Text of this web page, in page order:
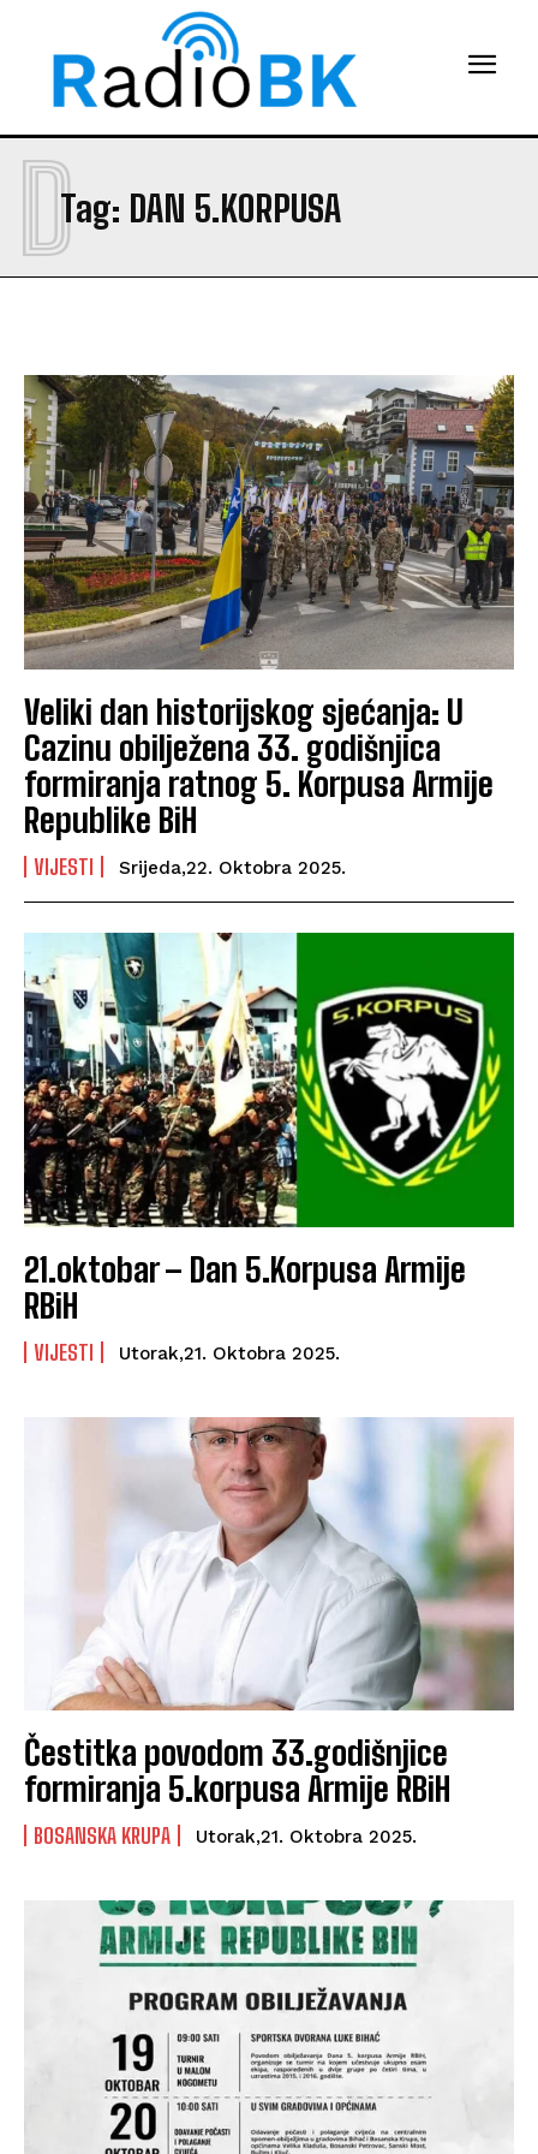
Tag: DAN 5.KORPUSA
D
Veliki dan historijskog sjećanja: U
Cazinu obilježena 33. godišnjica
formiranja ratnog 5. Korpusa Armije
Republike BiH
VIJESTI Srijeda,22. Oktobra 2025.
21.oktobar – Dan 5.Korpusa Armije
RBiH
VIJESTI Utorak,21. Oktobra 2025.
Čestitka povodom 33.godišnjice
formiranja 5.korpusa Armije RBiH
BOSANSKA KRUPA Utorak,21. Oktobra 2025.